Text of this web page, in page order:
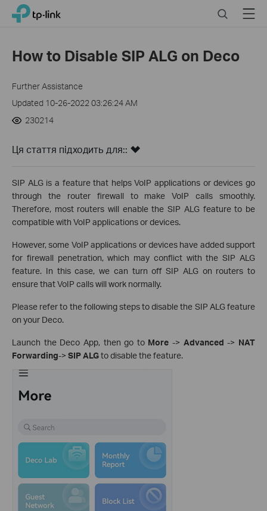
Click
navigation
TP-Link, Reliably Smart SearchMenu
How to Disable SIP ALG on Deco
Further Assistance
Updated 10-26-2022 03:26:24 AM
230214
Ця стаття підходить для::
SIP ALG is a feature that helps VoIP applications or devices go
through the router firewall to make VoIP calls smoothly.
Therefore, most routers will enable the SIP ALG feature to be
compatible with VoIP applications or devices.
However, some VoIP applications or devices have added support
for firewall penetration, which may conflict with the SIP ALG
feature. In this case, we can turn off SIP ALG on routers to
ensure that VoIP calls will work normally.
Please refer to the following steps to disable the SIP ALG feature
on your Deco.
Launch the Deco App, then go to More -> Advanced -> NAT
Forwarding-> SIP ALGto disable the feature.